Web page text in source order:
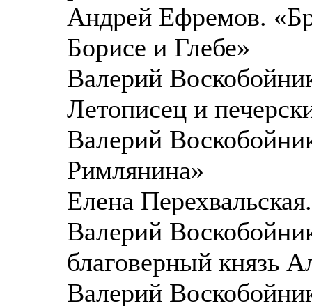
Андрей Ефремов.
Борисе и Глебе»
Валерий
Летописец и
Валерий
Римлянина»
Елена
Валерий
благоверный князь
Валерий